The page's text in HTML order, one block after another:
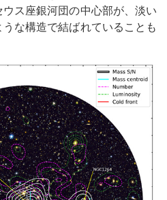
ス座銀河団の中心部が、淡い
な構造で結ばれていることも